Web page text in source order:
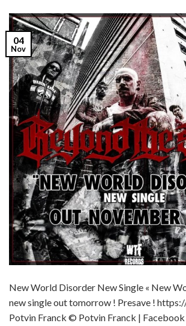
04
Nov
New World Disorder New Single « New
new single out tomorrow ! Presave !
Potvin Franck © Potvin Franck |